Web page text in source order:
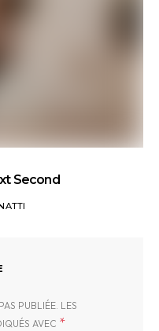
Second
PUBLIÉE. LES
AVEC *